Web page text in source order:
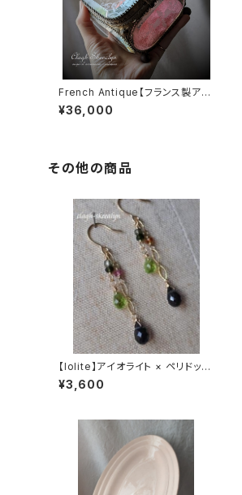
French Antique【フランス製アン
ティーク】クリスタルガラス trent
e｜グラヴィール技法｜アンティー
¥36,000
その他の商品
【Iolite】アイオライト × ペリドット
× トルマリン｜菫青石｜天然石ピ
アス｜14kgfピアス｜1点物
¥3,600